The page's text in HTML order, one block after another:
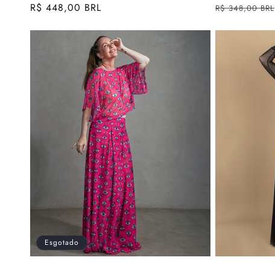
Preço
R$ 448,00 BRL
Preço
R$ 348,00 BRL
Esgotado